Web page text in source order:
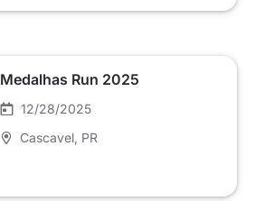
Medalhas Run 2025
12/28/2025
Cascavel , PR